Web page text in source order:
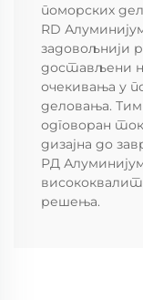
поморских
RD
задовољнији
достављени
очекивања у
деловања.
одговоран
дизајна до
РД
решења.